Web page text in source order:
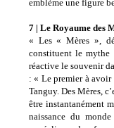
emblème une figure
7 | Le Royaume des
« Les « Mères »,
constituent le mythe
réactive le souvenir
: « Le premier à avoir
Tanguy. Des Mères,
être instantanément
naissance du